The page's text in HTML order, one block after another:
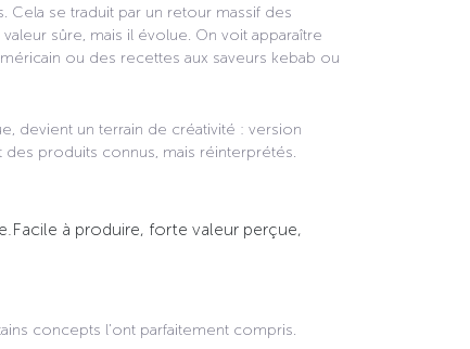
Cela se traduit par un retour massif des
sûre, mais il évolue. On voit apparaître
ou des recettes aux saveurs kebab ou
devient un terrain de créativité : version
produits connus, mais réinterprétés.
Facile à produire, forte valeur perçue,
concepts l’ont parfaitement compris.